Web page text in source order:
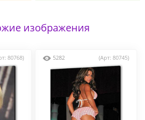
изображения
80768) 5282 (Арт: 80745)